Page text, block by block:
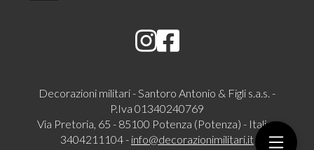
Decorazioni militari - Santoro Antonio & Figli s.a.s. -
P.Iva 01340240769
Via Pretoria, 65 - 85100 Potenza (Potenza) - Italia -
3404211104 - info@decorazionimilitari.it